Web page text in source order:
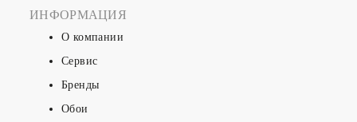
ИНФОРМАЦИЯ
О компании
Сервис
Бренды
Обои